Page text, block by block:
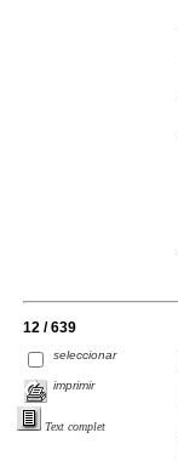
12 / 639
seleccionar
imprimir
Text complet